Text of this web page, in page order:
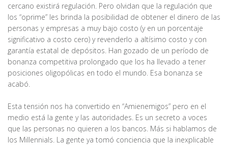
cercano existirá regulación. Pero olvidan que la regulación que
los “oprime” les brinda la posibilidad de obtener el dinero de las
personas y empresas a muy bajo costo (y en un porcentaje
significativo a costo cero) y revenderlo a altísimo costo y con
garantía estatal de depósitos. Han gozado de un período de
bonanza competitiva prolongado que los ha llevado a tener
posiciones oligopólicas en todo el mundo. Esa bonanza se
acabó.
Esta tensión nos ha convertido en “Amienemigos” pero en el
medio está la gente y las autoridades. Es un secreto a voces
que las personas no quieren a los bancos. Más si hablamos de
los Millennials. La gente ya tomó conciencia que la inexplicable